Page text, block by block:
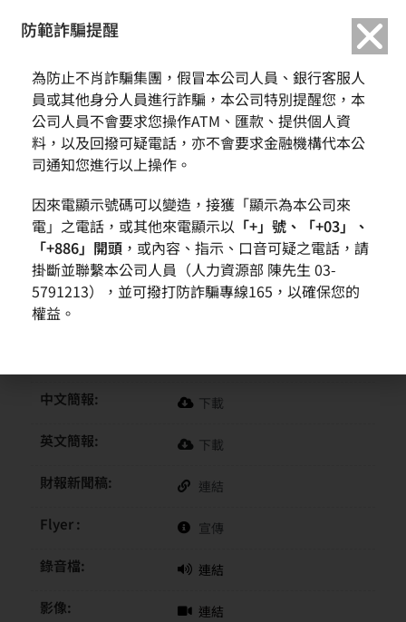
本公司受邀參加櫃買中心主辦之「櫃買市場業績發表會」
本公司受邀參加櫃買中心主辦之「櫃買
市場業績發表會」
日期:
2024-08-16
時間:
14:00
地點:
台北花園大酒店國際廳
中文簡報:
下載
英文簡報: 下載
財報新聞稿: 連結
Flyer : 宣傳
錄音檔: 連結
影像: 連結
防範詐騙提醒
為防止不肖詐騙集團，假冒本公司人員、銀行客服人
員或其他身分人員進行詐騙，本公司特別提醒您，本
公司人員不會要求您操作ATM、匯款、提供個人資
料，以及回撥可疑電話，亦不會要求金融機構代本公
司通知您進行以上操作。
因來電顯示號碼可以變造，接獲「顯示為本公司來
電」之電話，或其他來電顯示以 「+」號、「+03」、
「+886」開頭 ，或內容、指示、口音可疑之電話，請
掛斷並聯繫本公司人員（人力資源部 陳先生 03-
5791213），並可撥打防詐騙專線165，以確保您的
權益。